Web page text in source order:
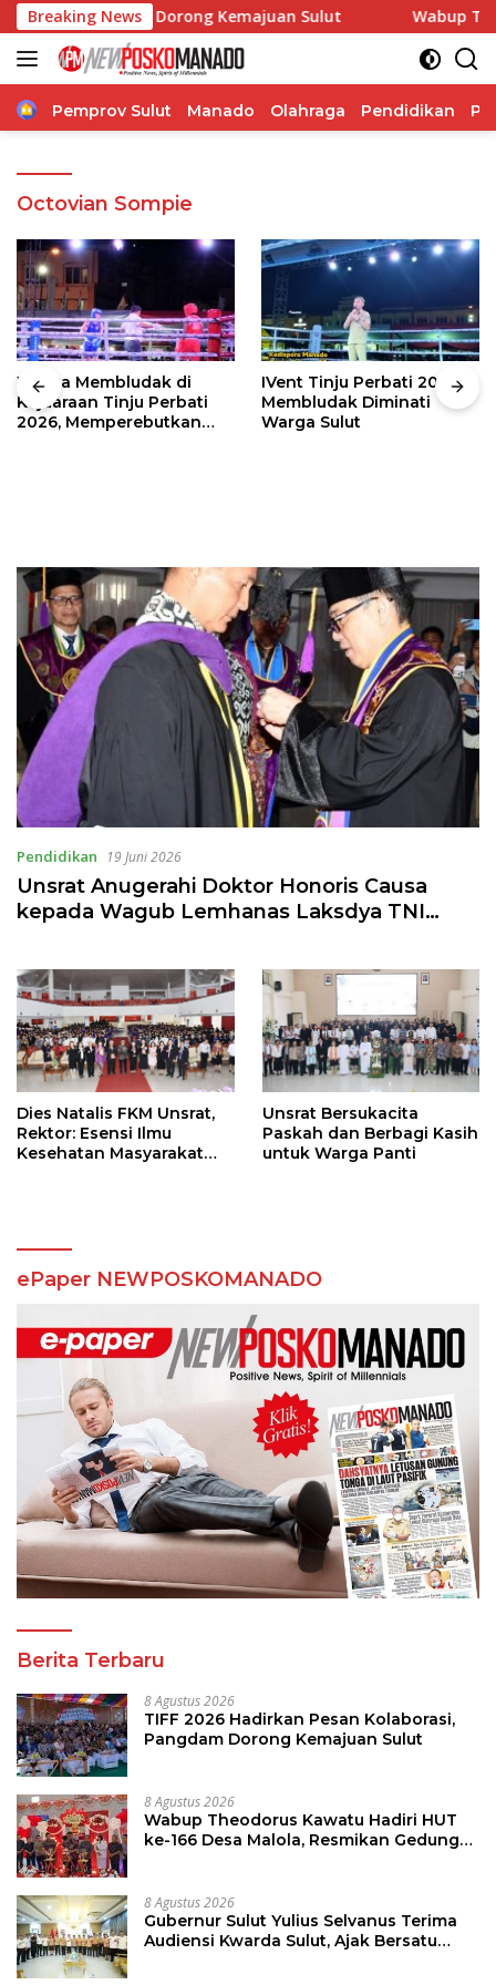
Langsung
ke
konten
Breaking News
Pangdam Dorong Kemajuan Sulut Wabup
Home
Pemprov Sulut Manado Olahraga Pendidikan
Octovian Sompie
Warga Membludak di
Kejuaraan Tinju Perbati
2026, Memperebutkan
IVent Tinju Perbati 2026
Membludak Diminati
Warga Sulut
Pendidikan 19 Juni 2026
Unsrat Anugerahi Doktor Honoris Causa
kepada Wagub Lemhanas Laksdya TNI
Dies Natalis FKM Unsrat,
Rektor: Esensi Ilmu
Kesehatan Masyarakat
Unsrat Bersukacita
Paskah dan Berbagi Kasih
untuk Warga Panti
ePaper NEWPOSKOMANADO
Berita Terbaru
8 Agustus 2026
TIFF 2026 Hadirkan Pesan Kolaborasi,
Pangdam Dorong Kemajuan Sulut
8 Agustus 2026
Wabup Theodorus Kawatu Hadiri HUT
ke-166 Desa Malola, Resmikan Gedung
8 Agustus 2026
Gubernur Sulut Yulius Selvanus Terima
Audiensi Kwarda Sulut, Ajak Bersatu